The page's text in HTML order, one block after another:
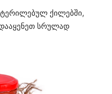
ქილებში,
სრულად